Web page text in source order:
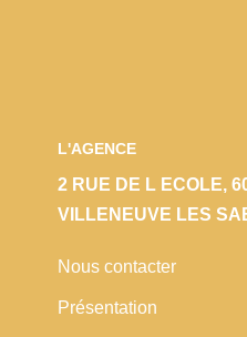
L'AGENCE
2 RUE DE L ECOLE,
VILLENEUVE LES
Nous contacter
Présentation